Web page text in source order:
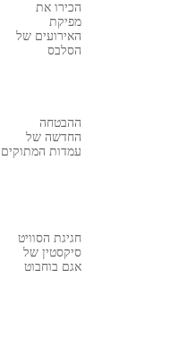
הכירו את
מפיקת
האירועים של
הסלבס
ההבטחה
החדשה של
עמדות המתוקים
חגיגת הסוויט
סיקסטין של
אגם בוחבוט